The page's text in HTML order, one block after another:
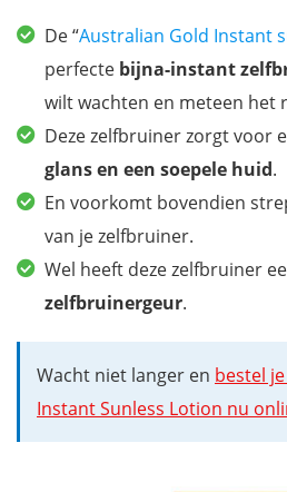
De “Australian Gold Instant
perfecte bijna-instant
wilt wachten en meteen het
Deze zelfbruiner zorgt voor
glans en een soepele huid.
En voorkomt bovendien
van je zelfbruiner.
Wel heeft deze zelfbruiner
zelfbruinergeur.
Wacht niet langer en bestel
Instant Sunless Lotion nu